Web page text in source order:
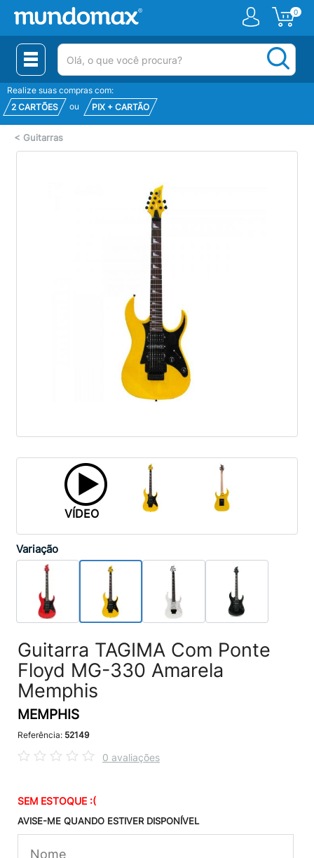
0
(pesquisar)
Realize suas compras com:
2 CARTÕES
ou PIX + CARTÃO
< Guitarras
VÍDEO
Variação
Guitarra TAGIMA Com Ponte
Floyd MG-330 Amarela
Memphis
MEMPHIS
Referência: 52149
0 avaliações
SEM ESTOQUE :(
AVISE-ME QUANDO ESTIVER DISPONÍVEL